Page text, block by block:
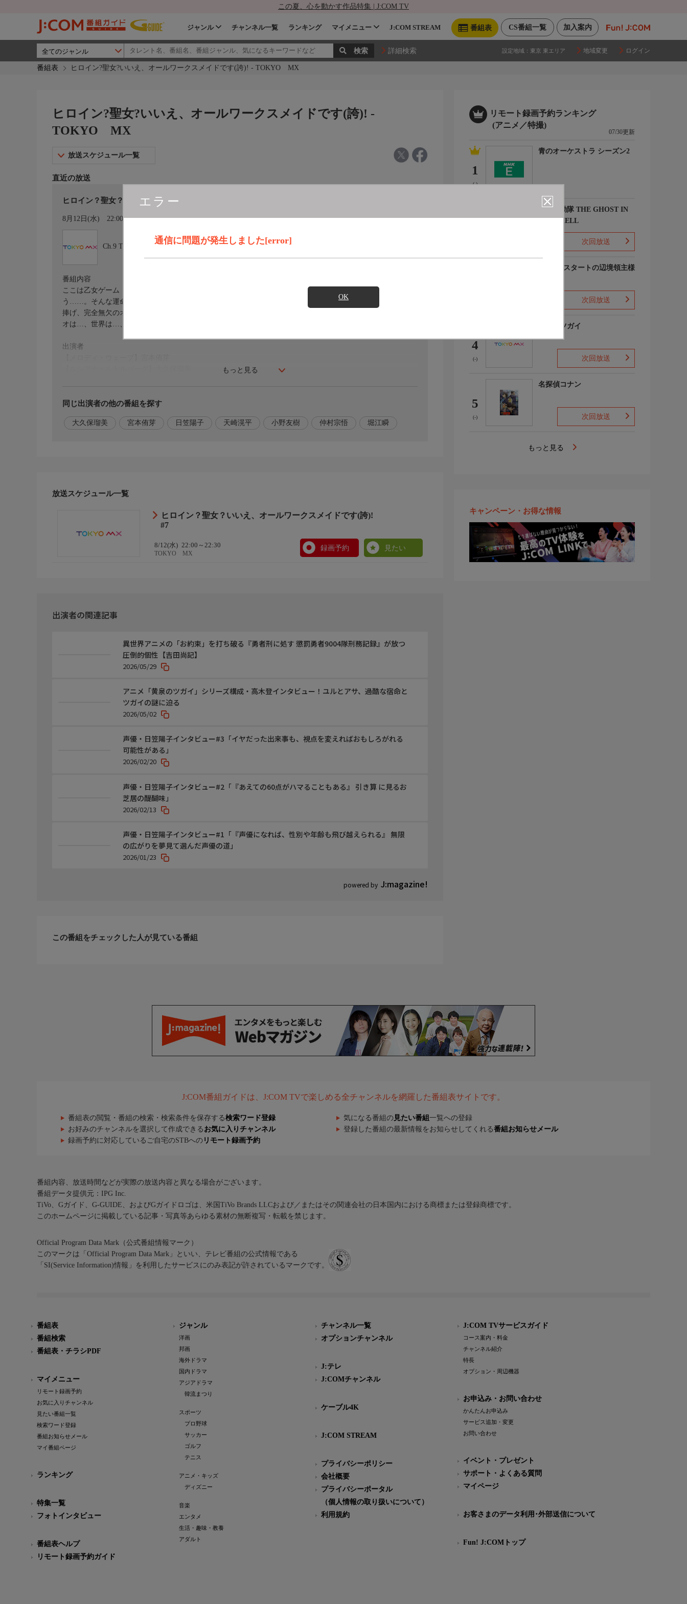
この夏、心を動かす作品特集 | J:COM TV
加入案内
CS番組一覧
番組表
ジャンル チャンネル一覧 ランキング マイメニュー J:COM STREAM
詳細検索 設定地域： 東京 東エリア 地域変更 ログイン
番組表 ヒロイン?聖女?いいえ、オールワークスメイドです(誇)! - TOKYO MX
エラー
通信に問題が発生しました[error]
OK
ヒロイン?聖女?いいえ、オールワークスメイドです(誇)! -
TOKYO MX
放送スケジュール一覧
直近の放送
ヒロイン？聖女？いいえ、オールワークスメイドです(誇)! #7
8月12日(水) 22:00〜22:30
Ch.9 TOKYO MX
もっと見る
番組内容
ここは乙女ゲーム「銀の聖女と五つの誓い」の中ーーやがて魔王が現れ、世界は滅亡の危機に瀕してしま
う……。そんな運命から世界を救うはずのヒロイン（聖女）のメロディは、なぜか能力をすべてメイド業務に
捧げ、完全無欠のオールワークスメイドへと変貌を遂げていた！聖女不在で予測不能になってしまったシナリ
オは…、世界は…、いったいどうなっちゃうの〜〜!?
出演者
【レクティアス・フロード】小野友樹
【魔王】仲村宗悟
同じ出演者の他の番組を探す
大久保瑠美 宮本侑芽 日笠陽子 天崎滉平 小野友樹 仲村宗悟 堀江瞬
放送スケジュール一覧
ヒロイン？聖女？いいえ、オールワークスメイドです(誇)!
#7
8/12(水) 22:00～22:30
TOKYO MX
録画予約 見たい
出演者の関連記事
powered by J:magazine!
異世界アニメの「お約束」を打ち破る『勇者刑に処す 懲罰勇者9004隊刑務記録』が放つ
圧倒的個性【吉田尚記】
2026/05/29
アニメ「黄泉のツガイ」シリーズ構成・高木登インタビュー！ユルとアサ、過酷な宿命と
ツガイの謎に迫る
2026/05/02
声優・日笠陽子インタビュー#3「イヤだった出来事も、視点を変えればおもしろがれる
可能性がある」
2026/02/20
声優・日笠陽子インタビュー#2「『あえての60点がハマることもある』 引き算 に見るお
芝居の醍醐味」
2026/02/13
声優・日笠陽子インタビュー#1「『声優になれば、性別や年齢も飛び越えられる』 無限
の広がりを夢見て選んだ声優の道」
2026/01/23
この番組をチェックした人が見ている番組
リモート録画予約ランキング
(アニメ／特撮)
07/30更新
1
(-)
青のオーケストラ シーズン2
攻殻機動隊 THE GHOST IN
THE SHELL
次回放送
領民0人スタートの辺境領主様
次回放送
4
(-)
黄泉のツガイ
次回放送
5
(-)
名探偵コナン
次回放送
もっと見る
キャンペーン・お得な情報
J:COM番組ガイドは、J:COM TVで楽しめる全チャンネルを網羅した番組表サイトです。
番組表の閲覧・番組の検索・検索条件を保存する検索ワード登録 気になる番組の 見たい番組 一覧への登録
お好みのチャンネルを選択して作成できる お気に入りチャンネル 登録した番組の最新情報をお知らせしてくれる番組お知らせメール
録画予約に対応しているご自宅のSTBへの リモート録画予約
番組内容、放送時間などが実際の放送内容と異なる場合がございます。
番組データ提供元：IPG Inc.
TiVo、Gガイド、G-GUIDE、およびGガイドロゴは、米国TiVo Brands LLCおよび／またはその関連会社の日本国内における商標または登録商標です。
このホームページに掲載している記事・写真等あらゆる素材の無断複写・転載を禁じます。
Official Program Data Mark（公式番組情報マーク）
このマークは「Official Program Data Mark」といい、テレビ番組の公式情報である
「SI(Service Information)情報」を利用したサービスにのみ表記が許されているマークです。
番組表
番組検索
番組表・チラシPDF
マイメニュー
リモート録画予約
お気に入りチャンネル
見たい番組一覧
検索ワード登録
番組お知らせメール
マイ番組ページ
ランキング
特集一覧
フォトインタビュー
番組表ヘルプ
リモート録画予約ガイド
ジャンル
洋画
邦画
海外ドラマ
国内ドラマ
アジアドラマ
韓流まつり
スポーツ
プロ野球
サッカー
ゴルフ
テニス
アニメ・キッズ
ディズニー
音楽
エンタメ
生活・趣味・教養
アダルト
チャンネル一覧
オプションチャンネル
J:テレ
J:COMチャンネル
ケーブル4K
J:COM STREAM
プライバシーポリシー
会社概要
プライバシーポータル
（個人情報の取り扱いについて）
利用規約
J:COM TVサービスガイド
コース案内・料金
チャンネル紹介
特長
オプション・周辺機器
お申込み・お問い合わせ
かんたんお申込み
サービス追加・変更
お問い合わせ
イベント・プレゼント
サポート・よくある質問
マイページ
お客さまのデータ利用･外部送信について
Fun! J:COMトップ